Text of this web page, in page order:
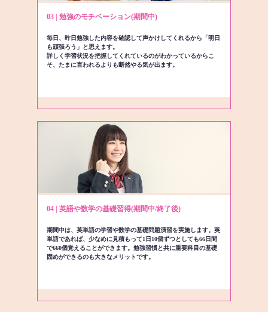
03 | 勉強のモチベーション(期間中)
毎日、昨日勉強した内容を確認して声かけしてくれるから「明日
も頑張ろう」と思えます。
詳しく学習状況を把握してくれているのがわかっているからこ
そ、たまに言われるよりも断然やる気が出ます。
04 | 英語や数学の基礎習得(期間中/終了後)
期間中は、英単語の学習や数学の基礎問題演習を実施します。英
単語であれば、少なめに見積もって1日10個ずつとしても66日間
で660個覚えることができます。勉強習慣と共に重要科目の基礎
固めができるのも大きなメリットです。